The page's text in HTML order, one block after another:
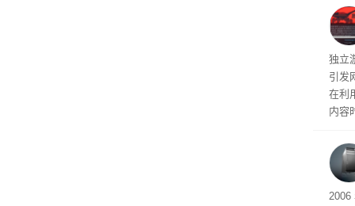
文
独立
引发
在利
内容
有
2006